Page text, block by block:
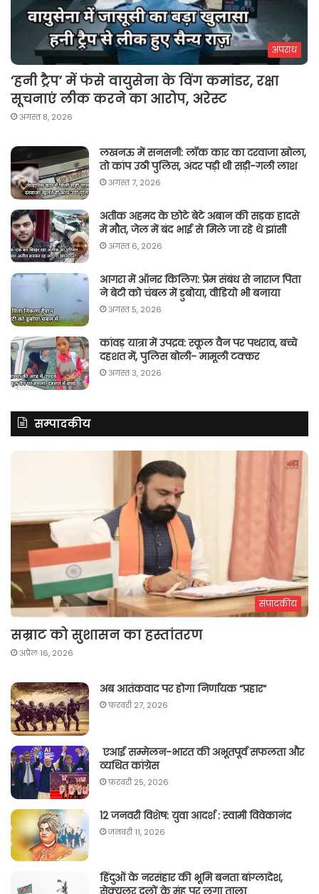
अपराध
‘हनी ट्रैप’ में फंसे वायुसेना के विंग कमांडर, रक्षा
सूचनाएं लीक करने का आरोप, अरेस्ट
अगस्त 8, 2026
लखनऊ में सनसनी: लॉक कार का दरवाजा खोला,
तो कांप उठी पुलिस, अंदर पड़ी थी सड़ी-गली लाश
अगस्त 7, 2026
अतीक अहमद के छोटे बेटे अबान की सड़क हादसे
में मौत, जेल में बंद भाई से मिले जा रहे थे झांसी
अगस्त 6, 2026
आगरा में ऑनर किलिग़: प्रेम संबंध से नाराज पिता
ने बेटी को चंबल में डुबोया, वीडियो भी बनाया
अगस्त 5, 2026
कांवड़ यात्रा में उपद्रव: स्कूल वैन पर पथराव, बच्चे
दहशत में, पुलिस बोली- मामूली टक्कर
अगस्त 3, 2026
सम्पादकीय
संपादकीय
सम्राट को सुशासन का हस्तांतरण
अप्रैल 16, 2026
अब आतंकवाद पर होगा निर्णायक “प्रहार“
फ़रवरी 27, 2026
एआई सम्मेलन-भारत की अभूतपूर्व सफलता और
व्यथित कांग्रेस
फ़रवरी 25, 2026
12 जनवरी विशेष: युवा आदर्श : स्वामी विवेकानंद
जनवरी 11, 2026
हिंदुओं के नरसंहार की भूमि बनता बांग्लादेश,